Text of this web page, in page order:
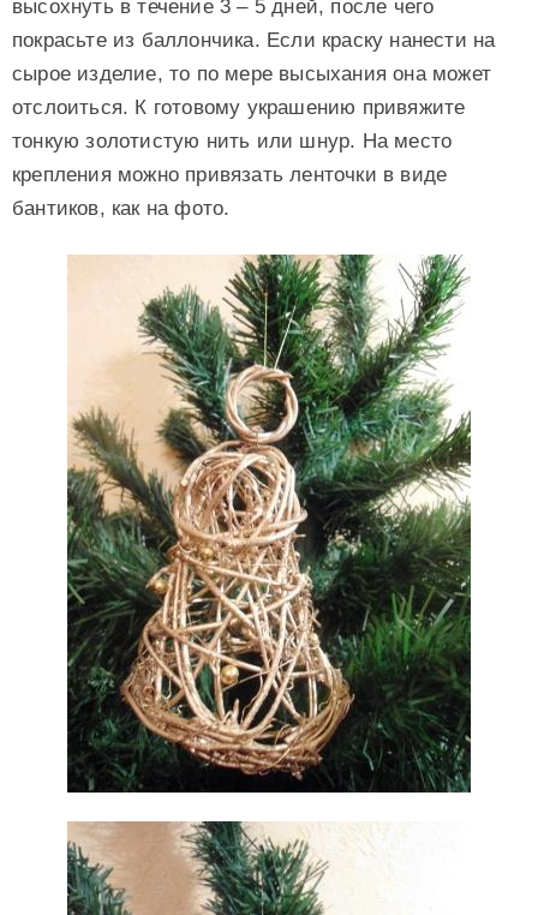
высохнуть в течение 3 – 5 дней, после чего
покрасьте из баллончика. Если краску нанести на
сырое изделие, то по мере высыхания она может
отслоиться. К готовому украшению привяжите
тонкую золотистую нить или шнур. На место
крепления можно привязать ленточки в виде
бантиков, как на фото.